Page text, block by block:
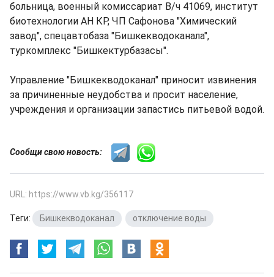
больница, военный комиссариат В/ч 41069, институт
биотехнологии АН КР, ЧП Сафонова "Химический
завод", спецавтобаза "Бишкекводоканала",
туркомплекс "Бишкектурбазасы".
Управление "Бишкекводоканал" приносит извинения
за причиненные неудобства и просит население,
учреждения и организации запастись питьевой водой.
Сообщи свою новость:
URL: https://www.vb.kg/356117
Теги: Бишкекводоканал отключение воды